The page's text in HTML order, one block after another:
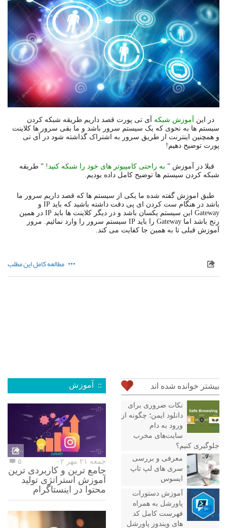
در این آموزش شبکه آی تی پورت قصد داریم طریقه شبکه کردن
سیستم ها به نحوی که یک سیستم سرور باشد و ما بقی سرور ها کلاینت
و همچنین اینترنت از طریق سرور به اشتراک گذاشته شود در آی تی
پورت توضیح دهیم!
قبلا در آموزش ” به راحتی کامپیوتر های خود را شبکه کنید! ” طریقه
شبکه کردن سیستم ها توضیح کامل داده بودیم.
طبق اموزش گفته شده ما یکی از سیستم ها که قصد داریم سرور ما
باشد در هنگام ست کردن ای پی دقت داشته باشید که باید IP و
Gateway این سیستم یکسان باشد و در دیگر کلاینت ها باید IP در همین
رنج باشد اما Gateway را باید IP سیستم سرور را وارد نمائیم. مرور
آموزش قبلی تا به همین جا کفایت می کند.
مطالعه کامل این مطلب
بیشتر خوانده شده اند
نکات ضروری برای
دانلود ایمن؛ چگونه از
ورود به دام
سایت‌های مخرب
جلوگیری کنیم؟
معرفی و بررسی
سری های لپ تاپ
ایسوس
آموزش دستورات
پاورشل به همراه
فهرست کامل کد
های ویندوز پاورشل
:: آموزش
جمعه ۲۱ مهر ۰۲ ۵
جامع ترین و کاربردی ترین
آموزش استراتژی تولید
محتوا در اینستاگرام